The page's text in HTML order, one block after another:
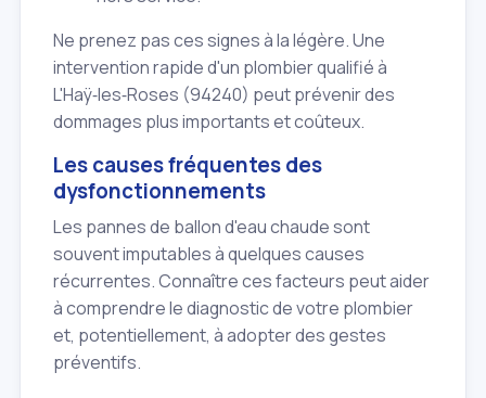
Ne prenez pas ces signes à la légère. Une
intervention rapide d'un plombier qualifié à
L'Haÿ‑les‑Roses (94240) peut prévenir des
dommages plus importants et coûteux.
Les causes fréquentes des
dysfonctionnements
Les pannes de ballon d'eau chaude sont
souvent imputables à quelques causes
récurrentes. Connaître ces facteurs peut aider
à comprendre le diagnostic de votre plombier
et, potentiellement, à adopter des gestes
préventifs.